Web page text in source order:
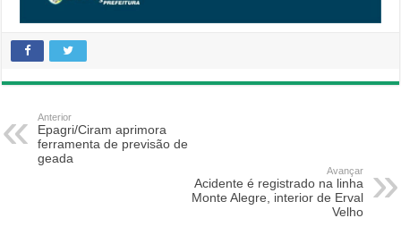
Anterior
Epagri/Ciram aprimora
ferramenta de previsão de
geada
Avançar
Acidente é registrado na linha
Monte Alegre, interior de Erval
Velho